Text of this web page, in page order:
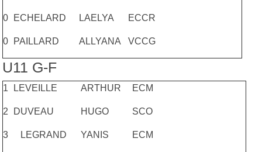
0 ECHELARD LAELYA ECCR
0 PAILLARD ALLYANA VCCG
U11 G-F
1 LEVEILLE ARTHUR ECM
2 DUVEAU HUGO SCO
3 LEGRAND YANIS ECM